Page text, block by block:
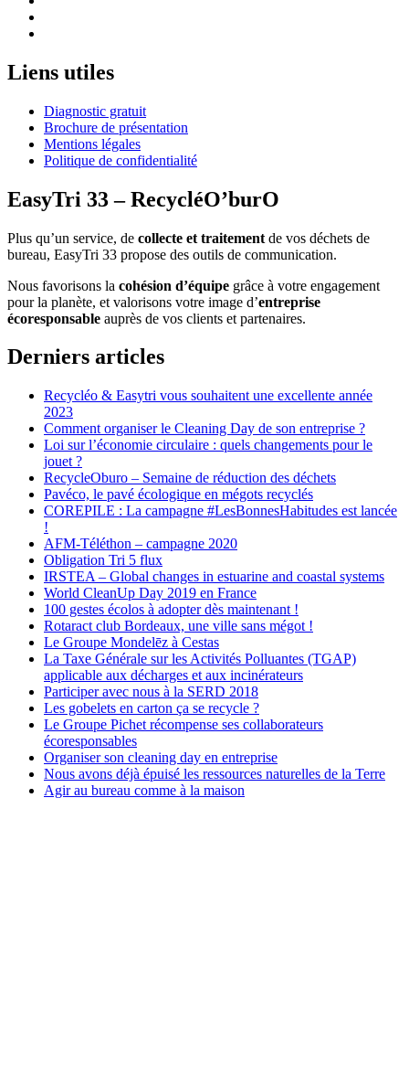
Liens utiles
Diagnostic gratuit
Brochure de présentation
Mentions légales
Politique de confidentialité
EasyTri 33 – RecycléO’burO
Plus qu’un service, de collecte et traitement de vos déchets de
bureau, EasyTri 33 propose des outils de communication.
Nous favorisons la cohésion d’équipe grâce à votre engagement
pour la planète, et valorisons votre image d’entreprise
écoresponsable auprès de vos clients et partenaires.
Derniers articles
Recycléo & Easytri vous souhaitent une excellente année
2023
Comment organiser le Cleaning Day de son entreprise ?
Loi sur l’économie circulaire : quels changements pour le
jouet ?
RecycleOburo – Semaine de réduction des déchets
Pavéco, le pavé écologique en mégots recyclés
COREPILE : La campagne #LesBonnesHabitudes est lancée
!
AFM-Téléthon – campagne 2020
Obligation Tri 5 flux
IRSTEA – Global changes in estuarine and coastal systems
World CleanUp Day 2019 en France
100 gestes écolos à adopter dès maintenant !
Rotaract club Bordeaux, une ville sans mégot !
Le Groupe Mondelēz à Cestas
La Taxe Générale sur les Activités Polluantes (TGAP)
applicable aux décharges et aux incinérateurs
Participer avec nous à la SERD 2018
Les gobelets en carton ça se recycle ?
Le Groupe Pichet récompense ses collaborateurs
écoresponsables
Organiser son cleaning day en entreprise
Nous avons déjà épuisé les ressources naturelles de la Terre
Agir au bureau comme à la maison